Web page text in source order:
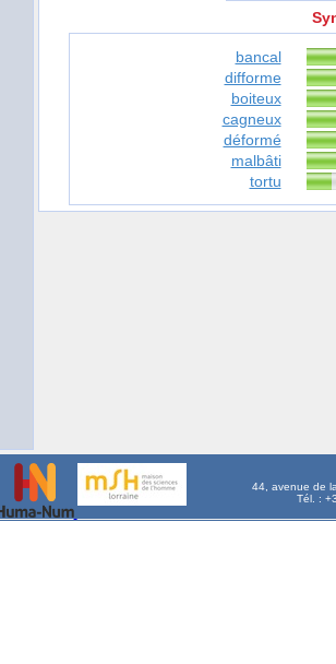
bancal
difforme
boiteux
cagneux
déformé
malbâti
tortu
44, avenue de
Tél. :